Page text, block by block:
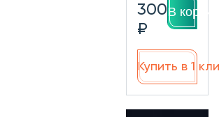
300
₽
В
Купить в 1